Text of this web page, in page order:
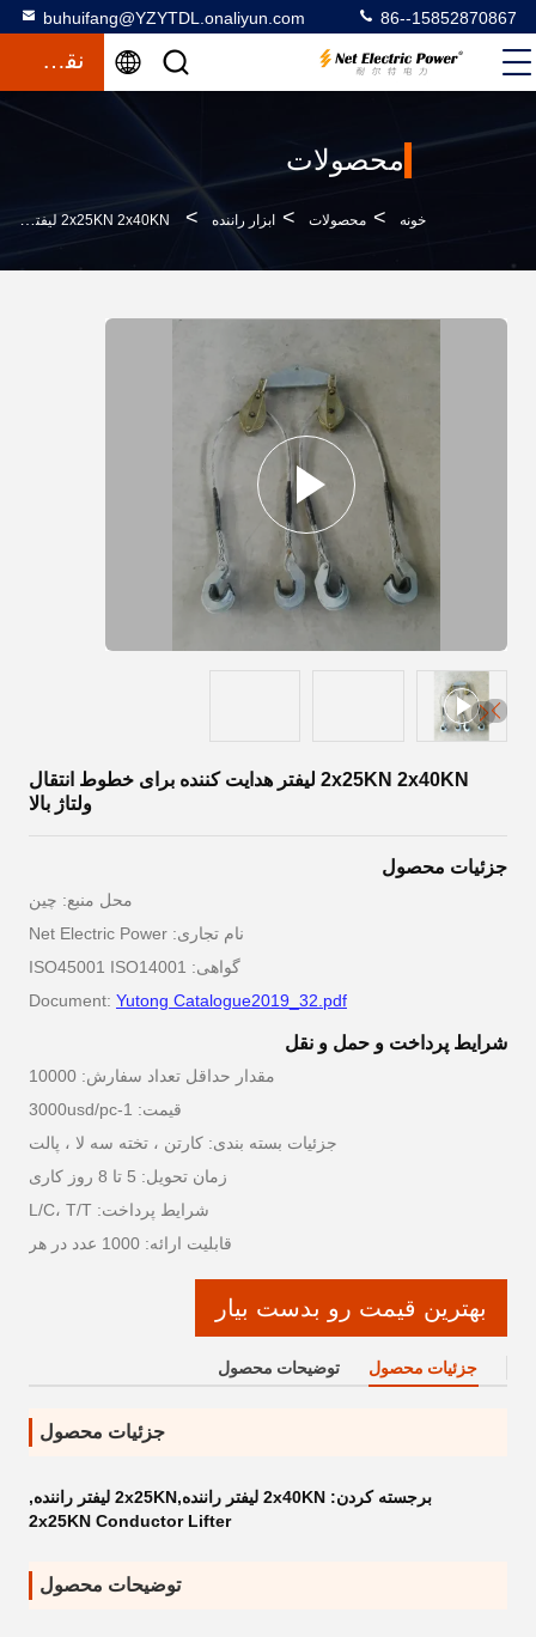
buhuifang@YZYTDL.onaliyun.com 86--15852870867
نقل قول
محصولات
خونه > محصولات > ابزار راننده > 2x25KN 2x40KN لیفتر هدایت کننده برای خطوط انتقال ولتاژ بالا
2x25KN 2x40KN لیفتر هدایت کننده برای خطوط انتقال
ولتاژ بالا
جزئیات محصول
محل منبع: چین
نام تجاری: Net Electric Power
گواهی: ISO45001 ISO14001
Document: Yutong Catalogue2019_32.pdf
شرایط پرداخت و حمل و نقل
مقدار حداقل تعداد سفارش: 10000
قیمت: 1-3000usd/pc
جزئیات بسته بندی: کارتن ، تخته سه لا ، پالت
زمان تحویل: 5 تا 8 روز کاری
شرایط پرداخت: L/C، T/T
قابلیت ارائه: 1000 عدد در هر
بهترین قیمت رو بدست بیار
جزئیات محصول توضیحات محصول
جزئیات محصول
برجسته کردن: 2x40KN لیفتر راننده,2x25KN لیفتر راننده
,
2x25KN Conductor Lifter
توضیحات محصول